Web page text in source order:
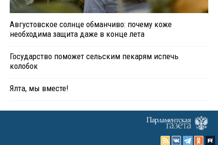
Августовское солнце обманчиво: почему коже
необходима защита даже в конце лета
Государство поможет сельским пекарям испечь
колобок
Ялта, мы вместе!